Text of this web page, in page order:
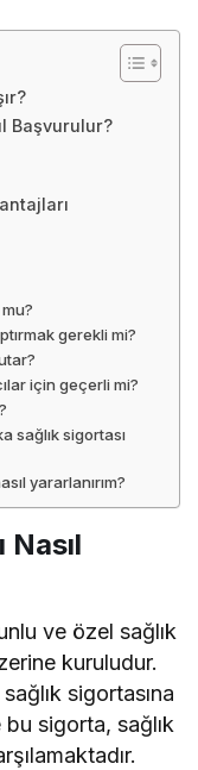
Başvurulur?
gerekli mi?
için geçerli mi?
sağlık sigortası
yararlanırım?
Nasıl
ve özel sağlık
kuruludur.
sigortasına
sigorta, sağlık